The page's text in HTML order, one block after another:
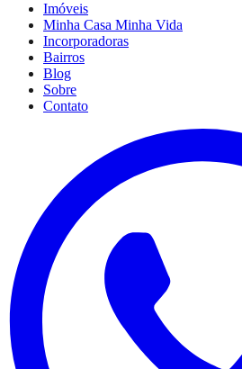
Imóveis
Minha Casa Minha Vida
Incorporadoras
Bairros
Blog
Sobre
Contato